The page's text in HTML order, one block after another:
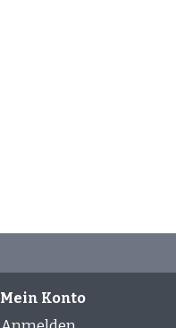
Mein Konto